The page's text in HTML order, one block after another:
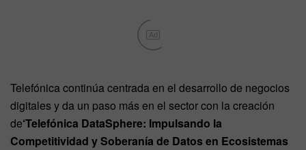
Ad
Telefónica continúa centrada en el desarrollo de negocios
digitales y da un paso más en el sector con la creación
de‘Telefónica DataSphere: Impulsando la
Competitividad y Soberanía de Datos en Ecosistemas